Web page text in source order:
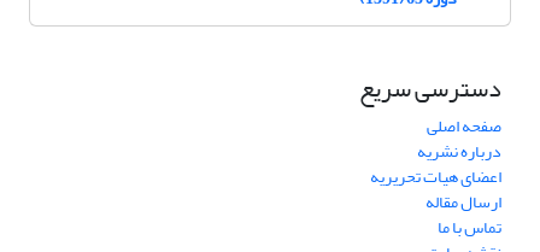
دسترسی سریع
صفحه اصلی
درباره نشریه
اعضای هیات تحریریه
ارسال مقاله
تماس با ما